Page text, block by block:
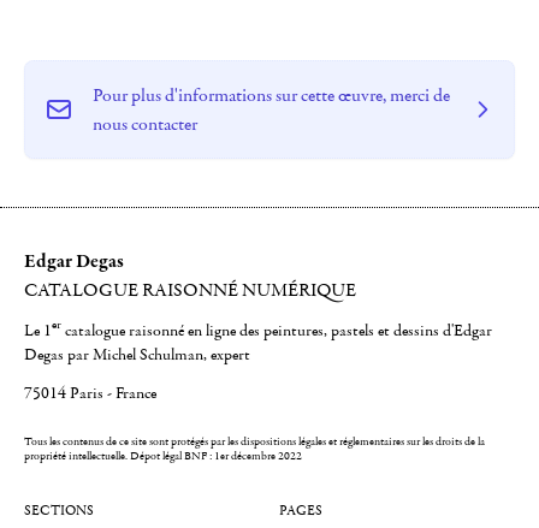
Pour plus d'informations sur cette œuvre, merci de
nous contacter
Edgar Degas
CATALOGUE RAISONNÉ NUMÉRIQUE
Le 1er catalogue raisonné en ligne des peintures, pastels et dessins d'Edgar
Degas par Michel Schulman, expert
75014 Paris - France
Tous les contenus de ce site sont protégés par les dispositions légales et réglementaires sur les droits de la
propriété intellectuelle.Dépot légal BNF : 1er décembre 2022
SECTIONS PAGES